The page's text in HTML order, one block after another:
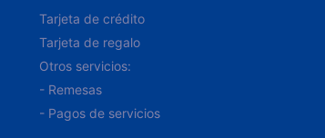
Tarjeta de crédito
Tarjeta de regalo
Otros servicios:
- Remesas
- Pagos de servicios